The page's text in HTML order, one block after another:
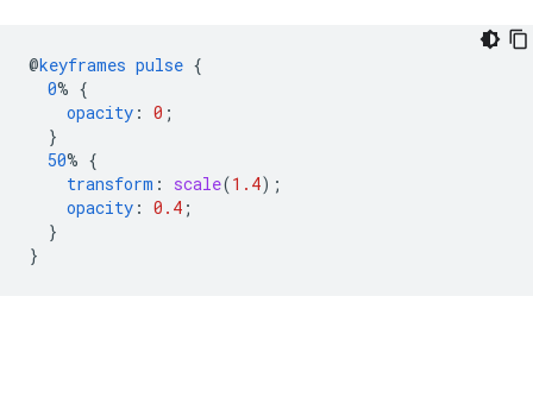
@keyframes pulse {
0% {
opacity : 0 ;
}
50% {
transform : scale(1.4);
opacity : 0.4 ;
}
}